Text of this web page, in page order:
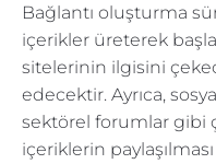
Bağlantı oluşturma
içerikler üreterek
sitelerinin ilgisini
edecektir. Ayrıca,
sektörel forumlar gibi
içeriklerin